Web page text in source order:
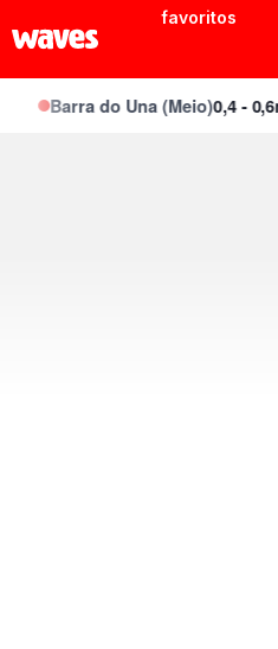
favoritos
Barra do Una (Meio)0,4 - 0,6m